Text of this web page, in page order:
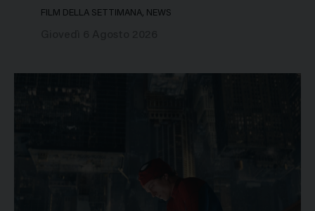
FILM DELLA SETTIMANA, NEWS